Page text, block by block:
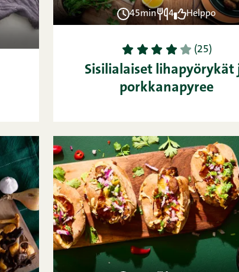
45min 4 Helppo
1 2 3 4 5 (25)
Sisilialaiset lihapyörykät
porkkanapyree